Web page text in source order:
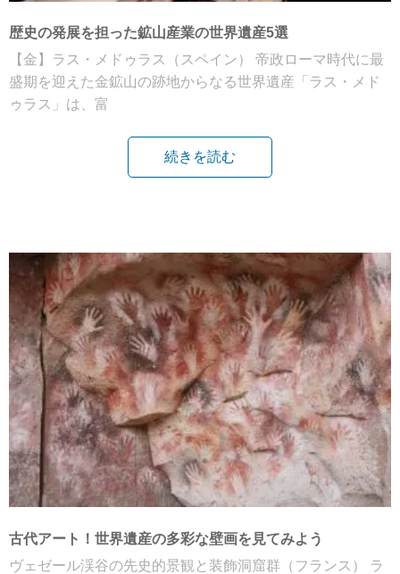
歴史の発展を担った鉱山産業の世界遺産5選
【金】ラス・メドゥラス（スペイン） 帝政ローマ時代に最
盛期を迎えた金鉱山の跡地からなる世界遺産「ラス・メド
ゥラス」は、富
続きを読む
古代アート！世界遺産の多彩な壁画を見てみよう
ヴェゼール渓谷の先史的景観と装飾洞窟群（フランス） ラ